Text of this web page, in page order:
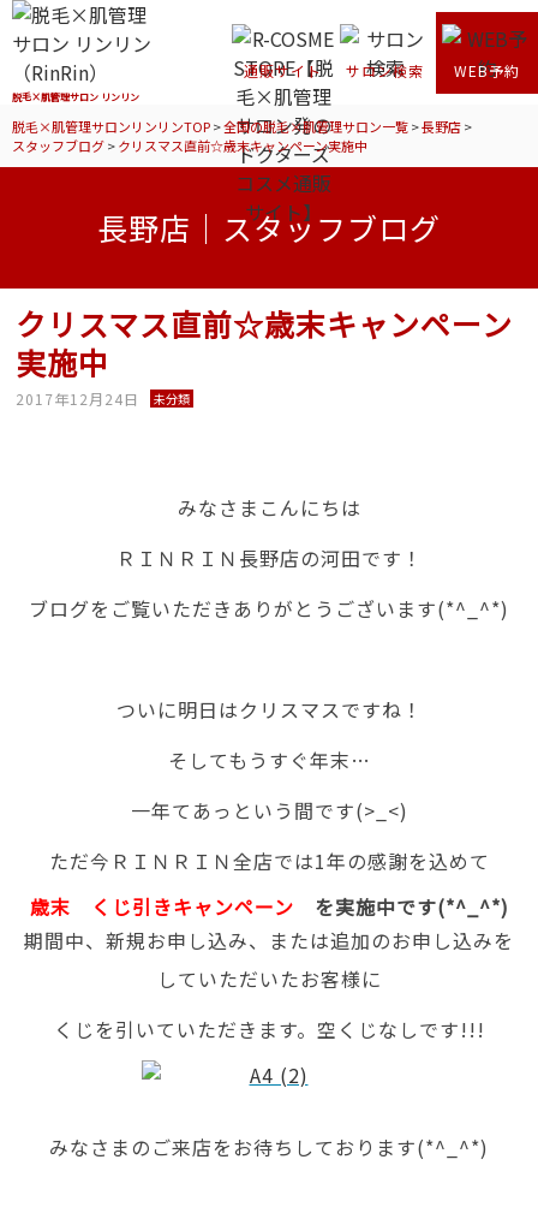
脱毛×肌管理サロン リンリン
通販サイト サロン検索 WEB予約
脱毛×肌管理サロンリンリンTOP>全国の脱毛×肌管理サロン一覧>長野店>
スタッフブログ>クリスマス直前☆歳末キャンペーン実施中
長野店｜スタッフブログ
クリスマス直前☆歳末キャンペーン
実施中
2017年12月24日 未分類
みなさまこんにちは
ＲＩＮＲＩＮ長野店の河田です！
ブログをご覧いただきありがとうございます(*^_^*)
ついに明日はクリスマスですね！
そしてもうすぐ年末…
一年てあっという間です(>_<)
ただ今ＲＩＮＲＩＮ全店では1年の感謝を込めて
歳末 くじ引きキャンペーン を実施中です(*^_^*)
期間中、新規お申し込み、または追加のお申し込みを
していただいたお客様に
くじを引いていただきます。空くじなしです!!!
みなさまのご来店をお待ちしております(*^_^*)